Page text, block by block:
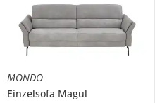
MONDO
Einzelsofa Magul